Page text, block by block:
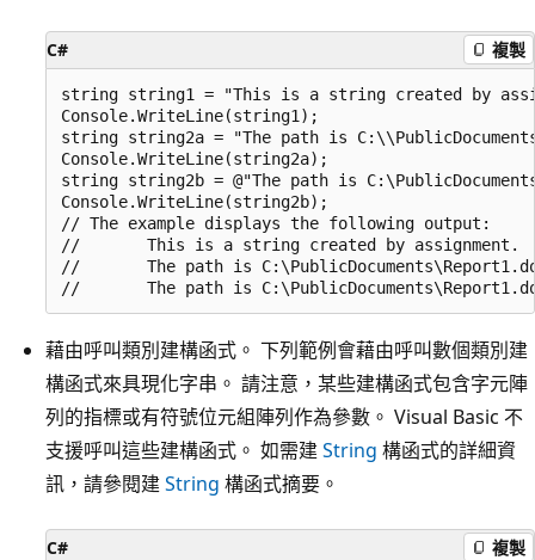
C# 複製
string string1 = "This is a string created by
Console.WriteLine(string1);
string string2a = "The path is
Console.WriteLine(string2a);
string string2b = @"The path is
Console.WriteLine(string2b);
// The example displays the following output:
//       This is a string created by assignment.
//       The path is
藉由呼叫類別建構函式。 下列範例會藉由呼叫數個類別建
構函式來具現化字串。 請注意，某些建構函式包含字元陣
列的指標或有符號位元組陣列作為參數。 Visual Basic 不
支援呼叫這些建構函式。 如需建String 構函式的詳細資
訊，請參閱建String 構函式摘要。
C# 複製